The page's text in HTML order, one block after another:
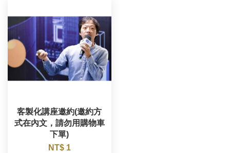
客製化講座邀約(邀約方
式在內文，請勿用購物車
下單)
NT$ 1